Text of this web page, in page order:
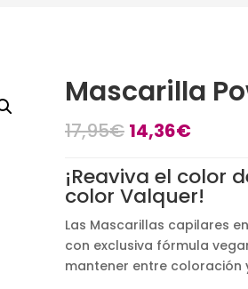
Mascarilla
17,95€ El
original
era:
17,95€.
14,36€El
actual
es:
¡Reaviva el color
color Valquer!
Las Mascarillas capilares
con exclusiva fórmula
mantener entre coloración